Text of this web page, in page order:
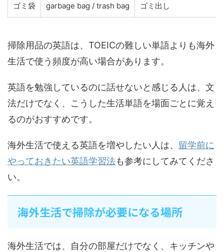
ゴミ袋 garbage bag / trash bag ゴミ出し
掃除用品の英語は、TOEICの難しい単語よりも海外
生活で使う頻度が高い場合があります。
英語を勉強しているのに話せないと感じる人は、文
法だけでなく、こうした生活単語を場面ごとに覚え
るのがおすすめです。
海外生活で使える英語を増やしたい人は、 留学前に
やっておきたい英語学習法も参考にしてみてくださ
い。
海外生活で掃除が必要になる場所
海外生活では、自分の部屋だけでなく、キッチンや